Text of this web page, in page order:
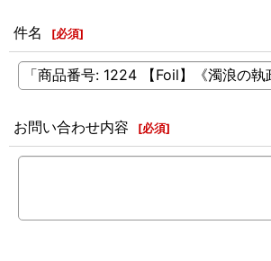
件名 [必須]
お問い合わせ内容 [必須]